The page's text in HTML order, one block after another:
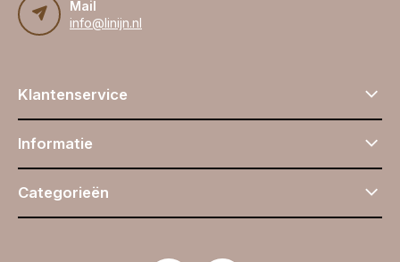
Mail
info@linijn.nl
Klantenservice
Informatie
Categorieën